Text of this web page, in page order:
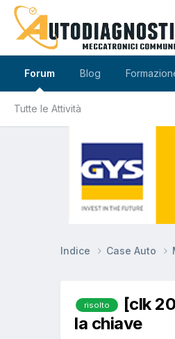
Forum
Tutte le Attività
Blog
Indice Case Auto
risolto
[clk
la chiave